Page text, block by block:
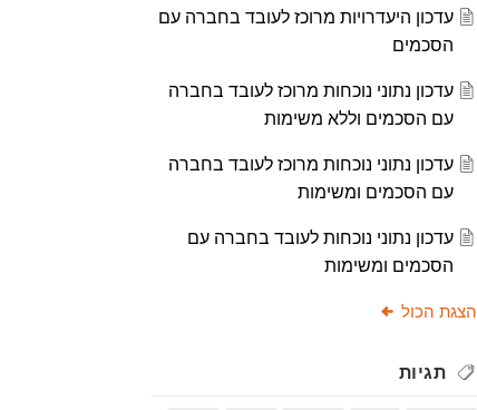
עדכון היעדרויות מרוכז לעובד בחברה עם
הסכמים
עדכון נתוני נוכחות מרוכז לעובד בחברה
עם הסכמים וללא משימות
עדכון נתוני נוכחות מרוכז לעובד בחברה
עם הסכמים ומשימות
עדכון נתוני נוכחות לעובד בחברה עם
הסכמים ומשימות
הצגת הכול
תגיות